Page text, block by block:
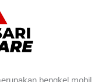
bengkel mobil